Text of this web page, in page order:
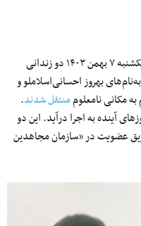
به گزارش سازمان حقوق بشر ایران، صبح روز یکشنبه ۷ بهمن ۱۴۰۳ دو زندانی
سیاسی و از بازداشت شدگان اعتراضات ۱۴۰۱ به‌نام‌های بهروز احسانی‌اسلاملو و
مکانی نامعلوممنتقل شدند.
آینده به اجرا درآید. این دو
عضویت در «سازمان مجاهدین